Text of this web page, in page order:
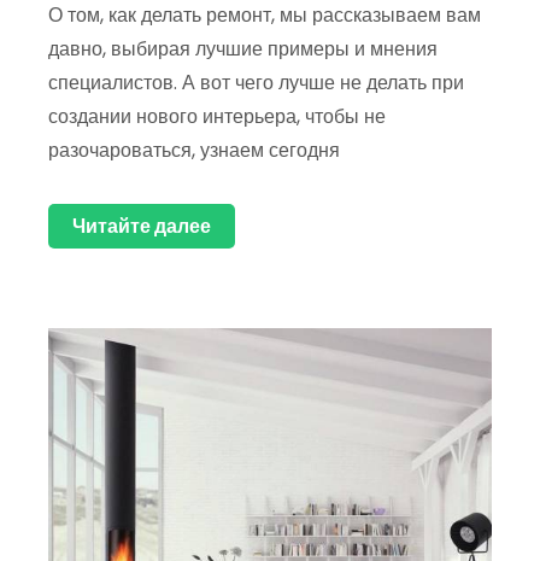
О том, как делать ремонт, мы рассказываем вам
давно, выбирая лучшие примеры и мнения
специалистов. А вот чего лучше не делать при
создании нового интерьера, чтобы не
разочароваться, узнаем сегодня
Читайте далее